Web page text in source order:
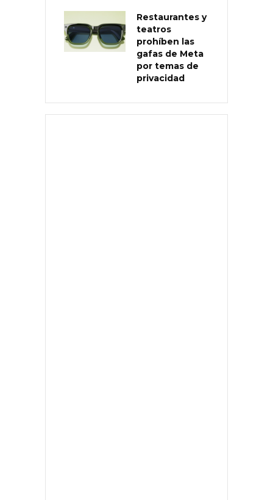
Restaurantes y
teatros
prohíben las
gafas de Meta
por temas de
privacidad